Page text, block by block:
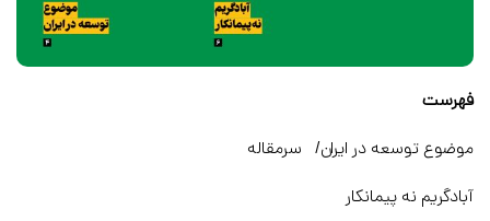
فهرست
موضوع توسعه در ایران/ سرمقاله
آبادگریم نه پیمانکار